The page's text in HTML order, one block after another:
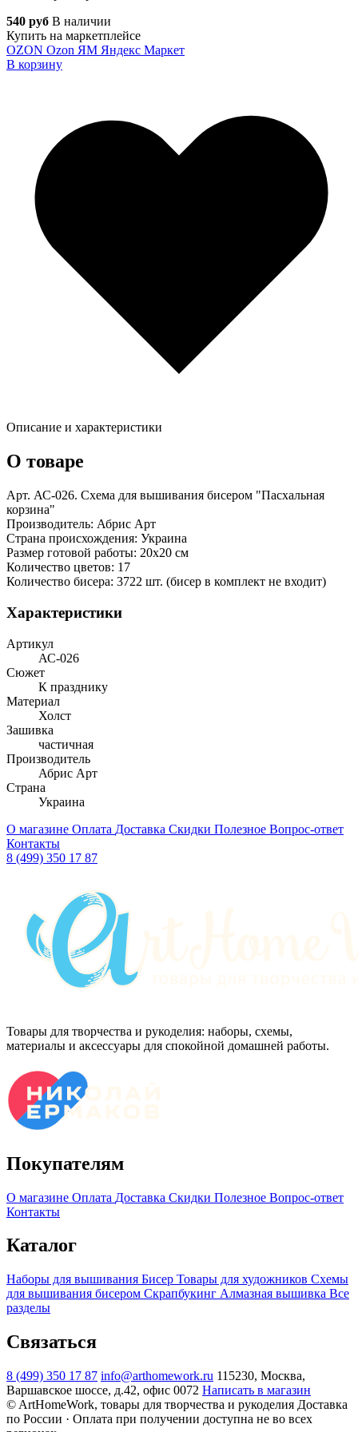
540 руб В наличии
Купить на маркетплейсе
OZON Ozon ЯМ Яндекс Маркет
В корзину
Описание и характеристики
О товаре
Арт. АС-026. Схема для вышивания бисером "Пасхальная
корзина"
Производитель: Абрис Арт
Страна происхождения: Украина
Размер готовой работы: 20х20 см
Количество цветов: 17
Количество бисера: 3722 шт. (бисер в комплект не входит)
Характеристики
Артикул
АС-026
Сюжет
К празднику
Материал
Холст
Зашивка
частичная
Производитель
Абрис Арт
Страна
Украина
О магазине Оплата Доставка Скидки Полезное Вопрос-ответ
Контакты
8 (499) 350 17 87
Товары для творчества и рукоделия: наборы, схемы,
материалы и аксессуары для спокойной домашней работы.
Покупателям
О магазине Оплата Доставка Скидки Полезное Вопрос-ответ
Контакты
Каталог
Наборы для вышивания Бисер Товары для художников Схемы
для вышивания бисером Скрапбукинг Алмазная вышивка Все
разделы
Связаться
8 (499) 350 17 87 info@arthomework.ru 115230, Москва,
Варшавское шоссе, д.42, офис 0072 Написать в магазин
© ArtHomeWork, товары для творчества и рукоделия Доставка
по России · Оплата при получении доступна не во всех